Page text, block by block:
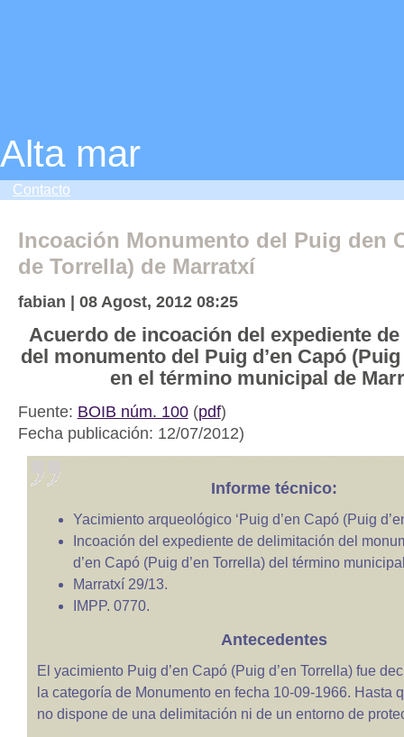
Alta mar
Contacto
Incoación Monumento del Puig den
de Torrella) de Marratxí
fabian | 08 Agost, 2012 08:25
Acuerdo de incoación del expediente
del monumento del Puig d’en Capó (Puig
en el término municipal de
Fuente: BOIB núm. 100(pdf)
Fecha publicación: 12/07/2012)
Informe técnico:
Yacimiento arqueológico ‘Puig d’en Capó (Puig
Incoación del expediente de delimitación del
d’en Capó (Puig d’en Torrella) del término
Marratxí 29/13.
IMPP. 0770.
Antecedentes
El yacimiento Puig d’en Capó (Puig d’en Torrella) fue
la categoría de Monumento en fecha 10-09-1966. Hasta
no dispone de una delimitación ni de un entorno de